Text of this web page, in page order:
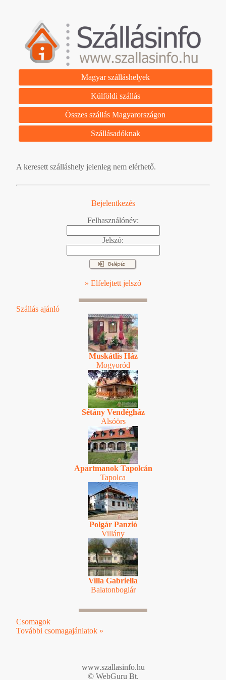
Magyar szálláshelyek
Külföldi szállás
Összes szállás Magyarországon
Szállásadóknak
A keresett szálláshely jelenleg nem elérhető.
Bejelentkezés
Felhasználónév:
Jelszó:
» Elfelejtett jelszó
Szállás ajánló
Muskátlis Ház
Mogyoród
Sétány Vendégház
Alsóörs
Apartmanok Tapolcán
Tapolca
Polgár Panzió
Villány
Villa Gabriella
Balatonboglár
Csomagok
További csomagajánlatok »
www.szallasinfo.hu
© WebGuru Bt.